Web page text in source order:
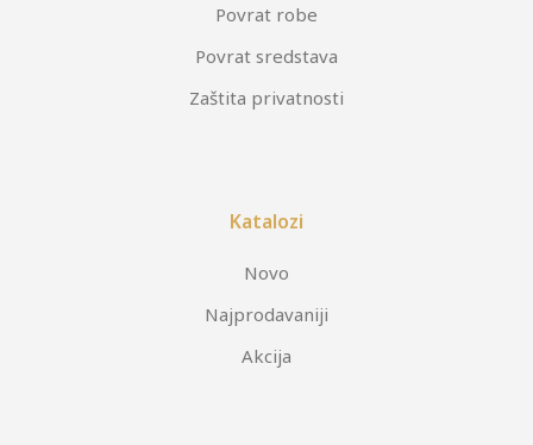
Povrat robe
Povrat sredstava
Zaštita privatnosti
Katalozi
Novo
Najprodavaniji
Akcija